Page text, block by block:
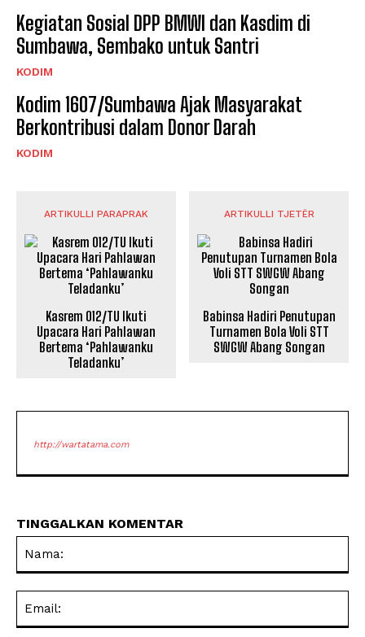
Kegiatan Sosial DPP BMWI dan Kasdim di
Sumbawa, Sembako untuk Santri
KODIM
Kodim 1607/Sumbawa Ajak Masyarakat
Berkontribusi dalam Donor Darah
KODIM
ARTIKULLI PARAPRAK
Kasrem 012/TU Ikuti
Upacara Hari Pahlawan
Bertema ‘Pahlawanku
Teladanku’
ARTIKULLI TJETËR
Babinsa Hadiri Penutupan
Turnamen Bola Voli STT
SWGW Abang Songan
http://wartatama.com
TINGGALKAN KOMENTAR